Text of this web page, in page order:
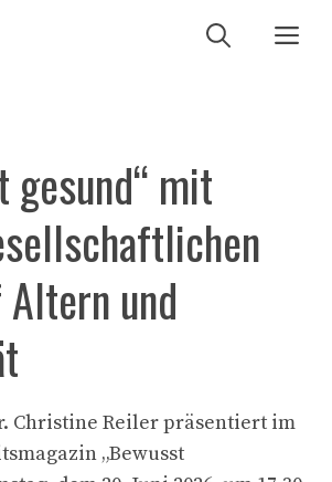
gesund“ mit
und
Christine Reiler präsentiert im
„Bewusst